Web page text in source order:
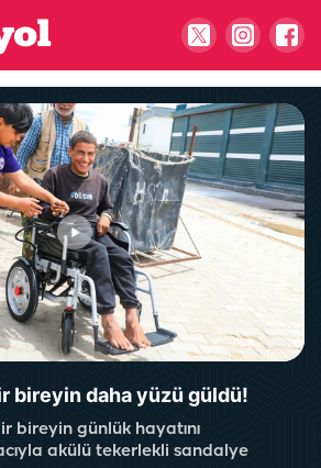
bireyin daha yüzü güldü!
bireyin günlük hayatını
akülü tekerlekli sandalye
mahalle yaz etkinliği